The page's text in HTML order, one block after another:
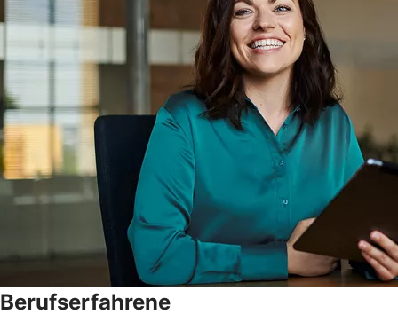
Berufserfahrene